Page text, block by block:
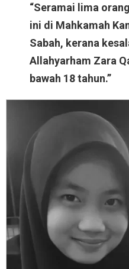
“Seramai lima
ini di Mahkamah
Sabah, kerana
Allahyarham Zara
bawah 18 tahun.”